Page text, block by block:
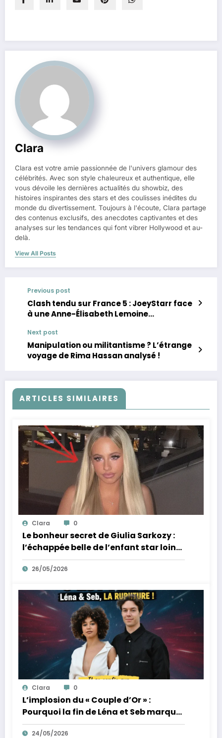
Clara
Clara est votre amie passionnée de l'univers glamour des
célébrités. Avec son style chaleureux et authentique, elle
vous dévoile les dernières actualités du showbiz, des
histoires inspirantes des stars et des coulisses inédites du
monde du divertissement. Toujours à l'écoute, Clara partage
des contenus exclusifs, des anecdotes captivantes et des
analyses sur les tendances qui font vibrer Hollywood et au-
delà.
View All Posts
Previous post
Clash tendu sur France 5 : JoeyStarr face
à une Anne-Élisabeth Lemoine
Next post
Manipulation ou militantisme ? L’étrange
voyage de Rima Hassan analysé !
ARTICLES SIMILAIRES
Clara 0
Le bonheur secret de Giulia Sarkozy :
l’échappée belle de l’enfant star loin
des tumultes familiaux.
26/05/2026
Clara 0
L’implosion du « Couple d’Or » :
Pourquoi la fin de Léna et Seb marque
la fin de l’innocence sur YouTube
24/05/2026